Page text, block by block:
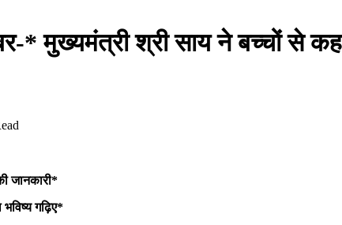
* मुख्यमंत्री श्री साय ने बच्चों से
जानकारी*
गढ़िए*